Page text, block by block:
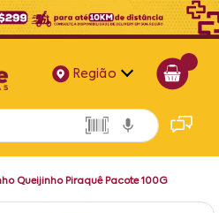
Região
Alagoas
Bahia
Queijinho Piraquê Pacote 100G